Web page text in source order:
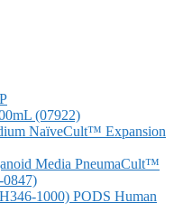
(07922)
NaïveCult™ Expansion
PneumaCult™
0847)
PODS Human